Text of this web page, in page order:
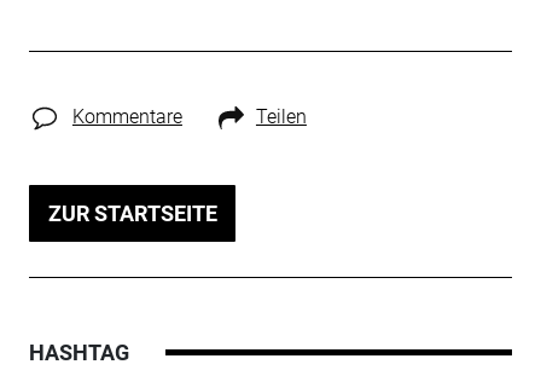
Kommentare Teilen
ZUR STARTSEITE
HASHTAG